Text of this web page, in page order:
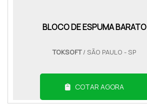
BLOCO DE ESPUMA BARATO
TOKSOFT/ SÃO PAULO - SP
COTAR AGORA